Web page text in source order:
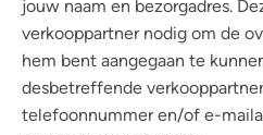
jouw naam en bezorgadres.
verkooppartner nodig om de
hem bent aangegaan te
desbetreffende
telefoonnummer en/of e-